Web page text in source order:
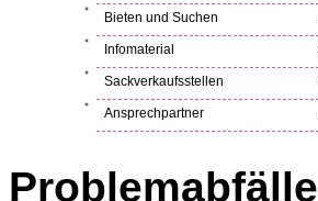
Bieten und Suchen
Infomaterial
Sackverkaufsstellen
Ansprechpartner
Problemabfälle